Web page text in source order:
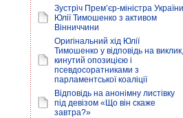
Зустріч Прем’єр-міністра України
Юлії Тимошенко з активом
Вінниччини
Оригінальний хід Юлії
Тимошенко у відповідь на виклик,
кинутий опозицією і
псевдосоратниками з
парламентської коаліції
Відповідь на анонімну листівку
під девізом «Що він скаже
завтра?»